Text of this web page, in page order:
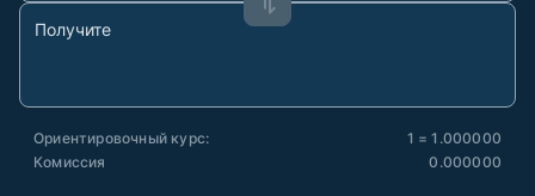
Получите
Ориентировочный курс:
1 = 1.000000
Комиссия
0.000000